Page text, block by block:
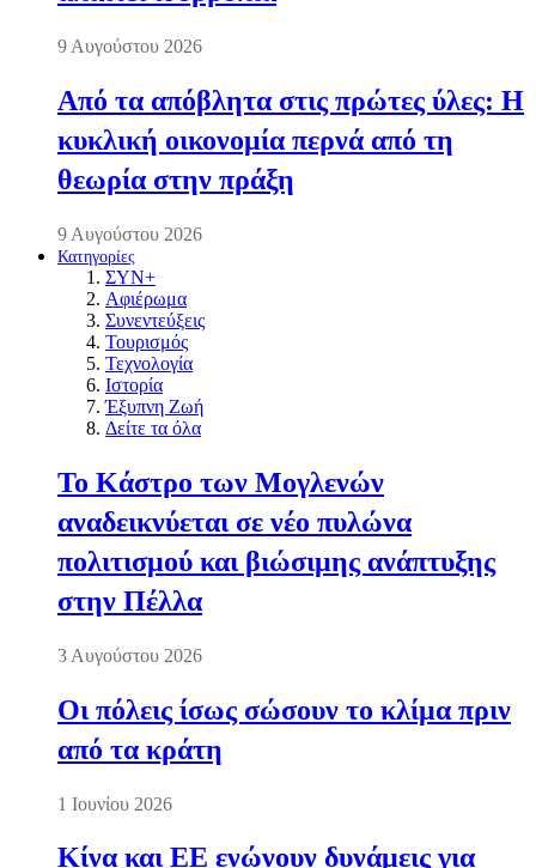
9 Αυγούστου 2026
Από τα απόβλητα στις πρώτες ύλες: Η
κυκλική οικονομία περνά από τη
θεωρία στην πράξη
9 Αυγούστου 2026
Κατηγορίες
ΣΥΝ+
Αφιέρωμα
Συνεντεύξεις
Τουρισμός
Τεχνολογία
Ιστορία
Έξυπνη Ζωή
Δείτε τα όλα
Το Κάστρο των Μογλενών
αναδεικνύεται σε νέο πυλώνα
πολιτισμού και βιώσιμης ανάπτυξης
στην Πέλλα
3 Αυγούστου 2026
Οι πόλεις ίσως σώσουν το κλίμα πριν
από τα κράτη
1 Ιουνίου 2026
Κίνα και ΕΕ ενώνουν δυνάμεις για